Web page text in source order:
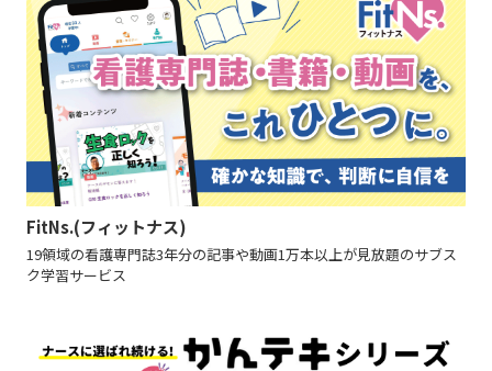
FitNs.(フィットナス)
19領域の看護専門誌3年分の記事や動画1万本以上が見放題のサブス
ク学習サービス